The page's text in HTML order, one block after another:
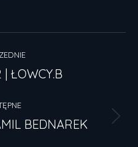
Facebook
Poprzedni
ŁOWCY.B
NastępnyBEDNAREK